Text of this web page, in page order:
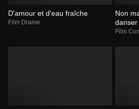
D'amour et d'eau fraîche
Film Drame
Non
danser
Film